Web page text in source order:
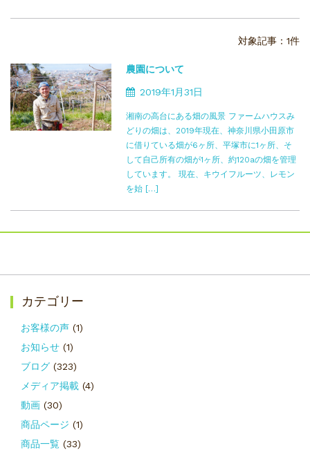
対象記事：1件
農園について
2019年1月31日
湘南の高台にある畑の風景 ファームハウスみ
どりの畑は、2019年現在、神奈川県小田原市
に借りている畑が6ヶ所、平塚市に1ヶ所、そ
して自己所有の畑が1ヶ所、約120aの畑を管理
しています。 現在、キウイフルーツ、レモン
を始 […]
カテゴリー
お客様の声(1)
お知らせ(1)
ブログ(323)
メディア掲載(4)
動画(30)
商品ページ (1)
商品一覧(33)